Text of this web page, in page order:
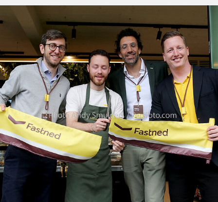
GT
GT3
Concept
Tijdens
24
Uur
Van
Le
Mans